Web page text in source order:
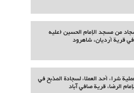
من مسجد الإمام الحسين (عليه
قرية أرديان، شاهرود
شراء أحد العملاء لسجادة المذبح في
الرضا، قرية صافي آباد